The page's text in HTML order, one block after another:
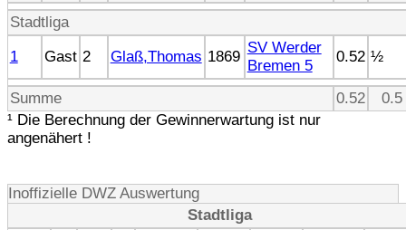
Stadtliga
1
Gast 2 Glaß,Thomas 1869
SV Werder
Bremen 5
0.52 ½
Summe 0.52
0.5
¹ Die Berechnung der Gewinnerwartung ist nur
angenähert !
Inoffizielle DWZ Auswertung
Stadtliga